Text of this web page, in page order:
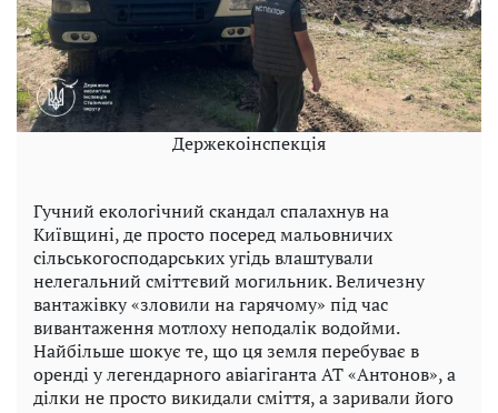
Держекоінспекція
Гучний екологічний скандал спалахнув на
Київщині, де просто посеред мальовничих
сільськогосподарських угідь влаштували
нелегальний сміттєвий могильник. Величезну
вантажівку «зловили на гарячому» під час
вивантаження мотлоху неподалік водойми.
Найбільше шокує те, що ця земля перебуває в
оренді у легендарного авіагіганта АТ «Антонов», а
ділки не просто викидали сміття, а заривали його